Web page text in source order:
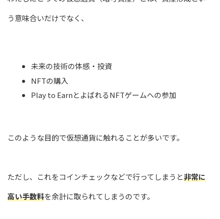
う意味合いだけでなく、
未来の技術の体感・投資
NFTの購入
Play to EarnとよばれるNFTゲームへの参加
このような目的で仮想通貨に触れることが多いです。
ただし、これをコインチェックなどで行ってしまうと非常に
高い手数料を余計に取られてしまうのです。